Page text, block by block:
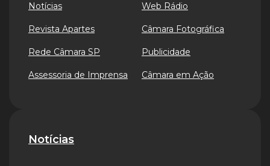
Notícias
Revista Apartes
Rede Câmara SP
Assessoria de Imprensa
Web Rádio
Câmara Fotográfica
Publicidade
Câmara em Ação
Notícias